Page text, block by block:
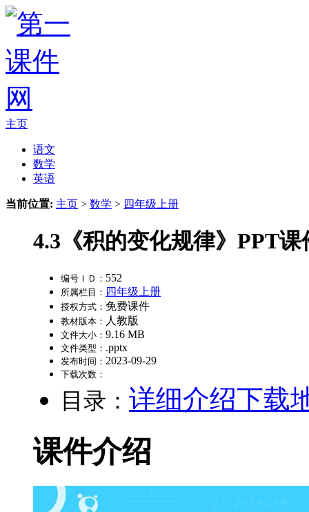
主页
语文
数学
英语
当前位置: 主页 > 数学 > 四年级上册
4.3《积的变化规律》PPT课
编号ＩＤ： 552
所属栏目： 四年级上册
授权方式： 免费课件
教材版本： 人教版
文件大小： 9.16 MB
文件类型： .pptx
发布时间： 2023-09-29
下载次数：
目录： 详细介绍下载
课件介绍